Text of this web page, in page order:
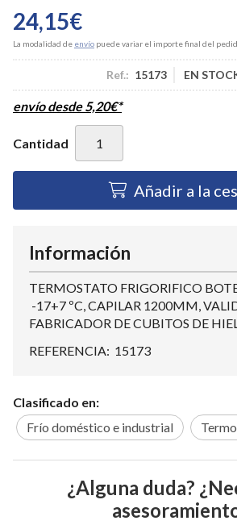
24,15€
La modalidad de envío puede variar el importe final del
Ref.: 15173 EN
envío desde5,20€*
Cantidad
Añadir a la
Información
TERMOSTATO FRIGORIFICO
-17+7 ºC, CAPILAR 1200MM,
FABRICADOR DE CUBITOS DE
REFERENCIA: 15173
Clasificado en:
Frío doméstico e industrial
¿Alguna duda?